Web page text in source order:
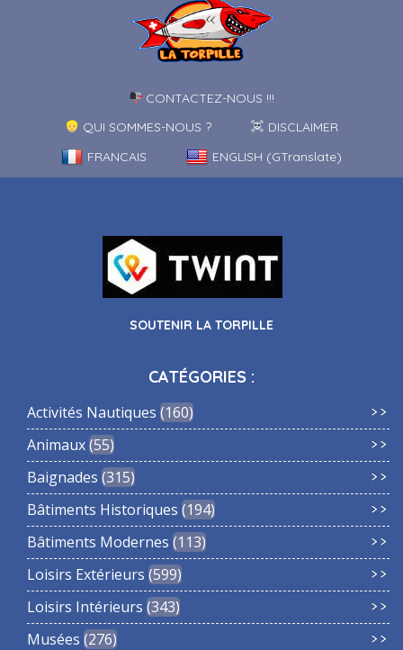
CONTACTEZ-NOUS !!!
QUI SOMMES-NOUS ?
DISCLAIMER
FRANCAIS
ENGLISH (GTranslate)
SOUTENIR LA TORPILLE
CATÉGORIES :
Activités Nautiques 160
Animaux 55
Baignades 315
Bâtiments Historiques 194
Bâtiments Modernes 113
Loisirs Extérieurs 599
Loisirs Intérieurs 343
Musées 276